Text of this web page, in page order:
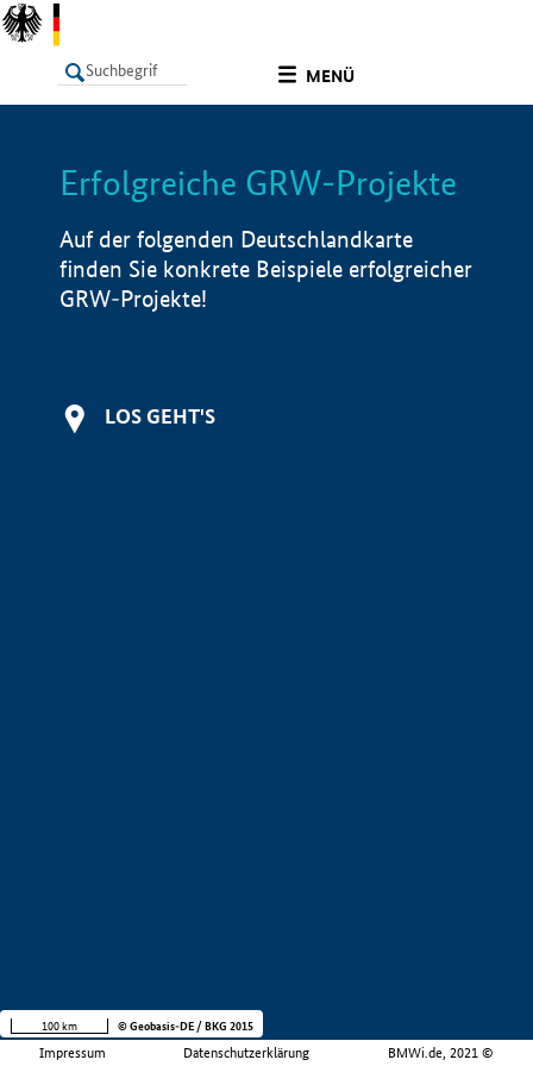
MENÜ
LISTE Info
Erfolgreiche GRW-Projekte
Auf der folgenden Deutschlandkarte
finden Sie konkrete Beispiele erfolgreicher
GRW-Projekte!
LOS GEHT'S
Impressum Datenschutzerklärung BMWi.de, 2021 ©
100 km © Geobasis-DE / BKG 2015